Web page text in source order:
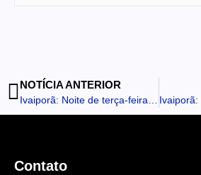
NOTÍCIA ANTERIOR
Contato